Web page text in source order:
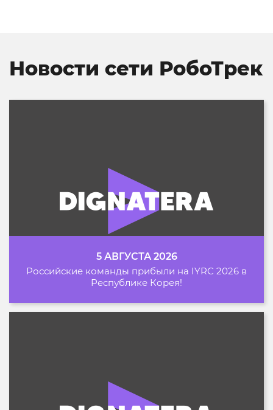
Новости сети РобоТрек
5 АВГУСТА 2026
Российские команды прибыли на IYRC 2026 в
Республике Корея!